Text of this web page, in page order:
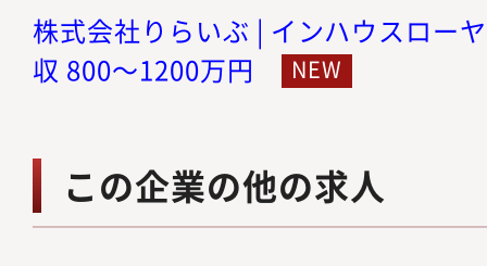
株式会社りらいぶ | インハウスロー
収 800～1200万円
この企業の他の求人